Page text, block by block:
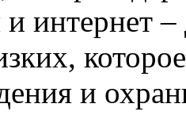
и интернет
и